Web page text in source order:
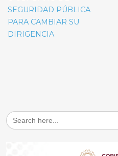
SEGURIDAD PÚBLICA
PARA CAMBIAR SU
DIRIGENCIA
Search
for: